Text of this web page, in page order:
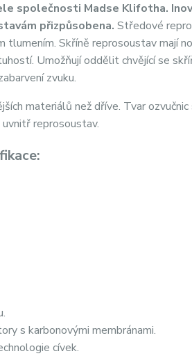
společnosti Madse Klifotha.
přizpůsobena. Středové
tlumením. Skříně reprosoustav mají
Umožňují oddělit chvějící se
zvuku.
materiálů než dříve. Tvar
reprosoustav.
s karbonovými membránami.
cívek.